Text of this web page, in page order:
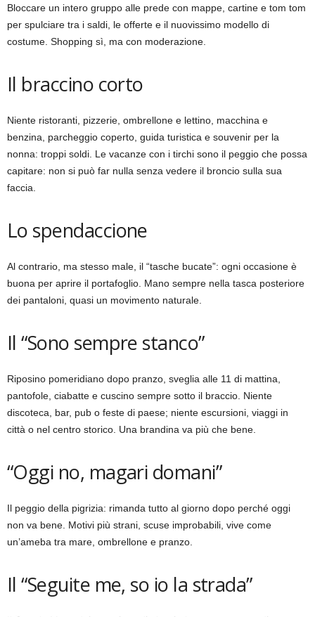
Bloccare un intero gruppo alle prede con mappe, cartine e tom tom
per spulciare tra i saldi, le offerte e il nuovissimo modello di
costume. Shopping sì, ma con moderazione.
Il braccino corto
Niente ristoranti, pizzerie, ombrellone e lettino, macchina e
benzina, parcheggio coperto, guida turistica e souvenir per la
nonna: troppi soldi. Le vacanze con i tirchi sono il peggio che possa
capitare: non si può far nulla senza vedere il broncio sulla sua
faccia.
Lo spendaccione
Al contrario, ma stesso male, il “tasche bucate”: ogni occasione è
buona per aprire il portafoglio. Mano sempre nella tasca posteriore
dei pantaloni, quasi un movimento naturale.
Il “Sono sempre stanco”
Riposino pomeridiano dopo pranzo, sveglia alle 11 di mattina,
pantofole, ciabatte e cuscino sempre sotto il braccio. Niente
discoteca, bar, pub o feste di paese; niente escursioni, viaggi in
città o nel centro storico. Una brandina va più che bene.
“Oggi no, magari domani”
Il peggio della pigrizia: rimanda tutto al giorno dopo perché oggi
non va bene. Motivi più strani, scuse improbabili, vive come
un’ameba tra mare, ombrellone e pranzo.
Il “Seguite me, so io la strada”